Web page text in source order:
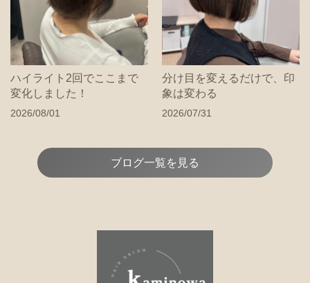
ハイライト2回でここまで
変化しました！
2026/08/01
分け目を変えるだけで、印
象は変わる
2026/07/31
ブログ一覧を見る